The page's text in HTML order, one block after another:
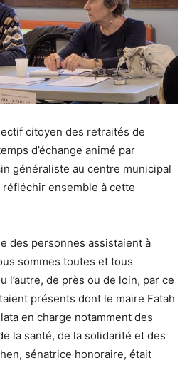
citoyen des retraités de
d’échange animé par
généraliste au centre municipal
réfléchir ensemble à cette
des personnes assistaient à
sommes toutes et tous
l’autre, de près ou de loin, par ce
présents dont le maire Fatah
en charge notamment des
la santé, de la solidarité et des
sénatrice honoraire, était